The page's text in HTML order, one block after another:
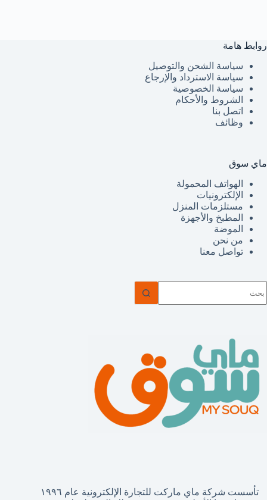
روابط هامة
سياسة الشحن والتوصيل
سياسة الاسترداد والإرجاع
سياسة الخصوصية
الشروط والأحكام
اتصل بنا
وظائف
ماي سوق
الهواتف المحمولة
الإلكترونيات
مستلزمات المنزل
المطبخ والأجهزة
الموضة
من نحن
تواصل معنا
توجد
تأسست شركة ماي ماركت للتجارة الإلكترونية عام ١٩٩٦